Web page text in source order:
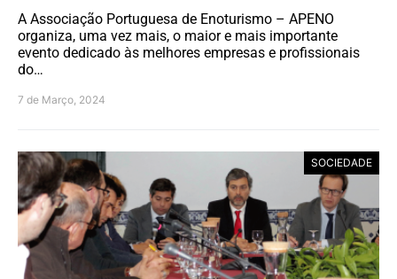
A Associação Portuguesa de Enoturismo – APENO
organiza, uma vez mais, o maior e mais importante
evento dedicado às melhores empresas e profissionais
do…
7 de Março, 2024
SOCIEDADE